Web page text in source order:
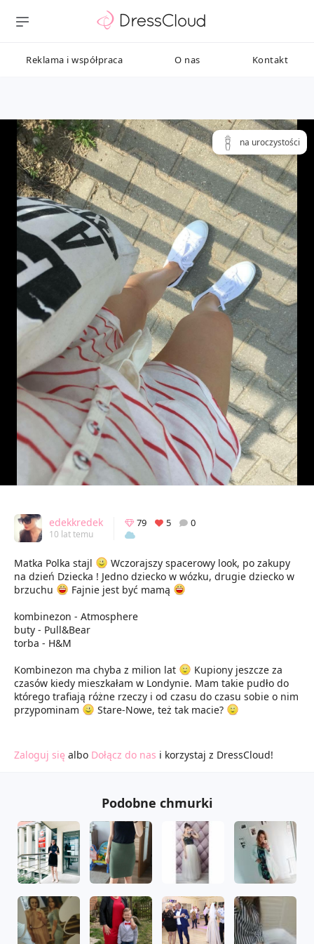
Reklama i współpraca O nas Kontakt
na uroczystości
edekkredek
10 lat temu
79 5 0
Matka Polka stajl
Wczorajszy spacerowy look, po zakupy
na dzień Dziecka ! Jedno dziecko w wózku, drugie dziecko w
brzuchu
Fajnie jest być mamą
kombinezon - Atmosphere
buty - Pull&Bear
torba - H&M
Kombinezon ma chyba z milion lat
Kupiony jeszcze za
czasów kiedy mieszkałam w Londynie. Mam takie pudło do
którego trafiają różne rzeczy i od czasu do czasu sobie o nim
przypominam
Stare-Nowe, też tak macie?
Zaloguj się albo Dołącz do nas i korzystaj z DressCloud!
Podobne chmurki